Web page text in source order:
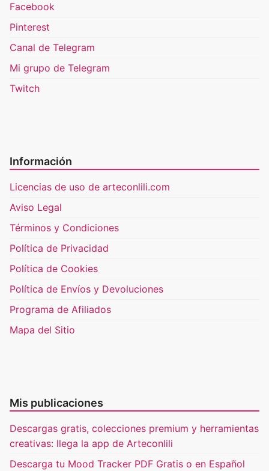
Facebook
Pinterest
Canal de Telegram
Mi grupo de Telegram
Twitch
Información
Licencias de uso de arteconlili.com
Aviso Legal
Términos y Condiciones
Política de Privacidad
Política de Cookies
Política de Envíos y Devoluciones
Programa de Afiliados
Mapa del Sitio
Mis publicaciones
Descargas gratis, colecciones premium y herramientas
creativas: llega la app de Arteconlili
Descarga tu Mood Tracker PDF Gratis o en Español